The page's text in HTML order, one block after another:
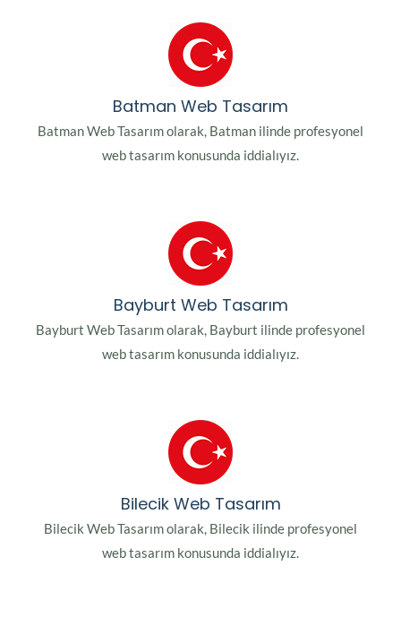
Batman Web Tasarım
Batman Web Tasarım olarak, Batman ilinde profesyonel
web tasarım konusunda iddialıyız.
Bayburt Web Tasarım
Bayburt Web Tasarım olarak, Bayburt ilinde profesyonel
web tasarım konusunda iddialıyız.
Bilecik Web Tasarım
Bilecik Web Tasarım olarak, Bilecik ilinde profesyonel
web tasarım konusunda iddialıyız.